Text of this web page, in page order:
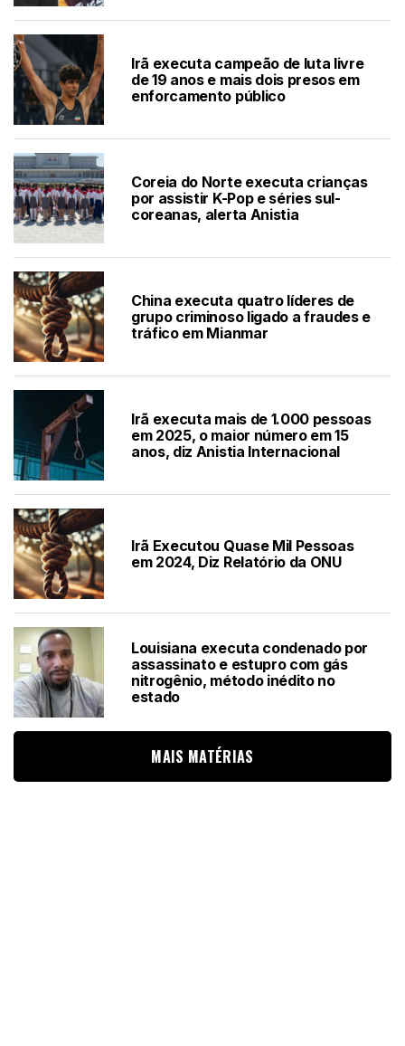
Irã executa campeão de luta livre
de 19 anos e mais dois presos em
enforcamento público
Coreia do Norte executa crianças
por assistir K-Pop e séries sul-
coreanas, alerta Anistia
China executa quatro líderes de
grupo criminoso ligado a fraudes e
tráfico em Mianmar
Irã executa mais de 1.000 pessoas
em 2025, o maior número em 15
anos, diz Anistia Internacional
Irã Executou Quase Mil Pessoas
em 2024, Diz Relatório da ONU
Louisiana executa condenado por
assassinato e estupro com gás
nitrogênio, método inédito no
estado
MAIS MATÉRIAS